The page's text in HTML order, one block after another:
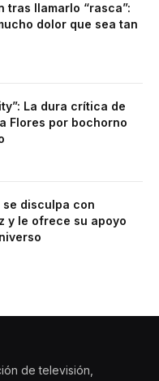
tras llamarlo “rasca”:
dolor que sea tan
La dura crítica de
Flores por bochorno
se disculpa con
y le ofrece su apoyo
de televisión,